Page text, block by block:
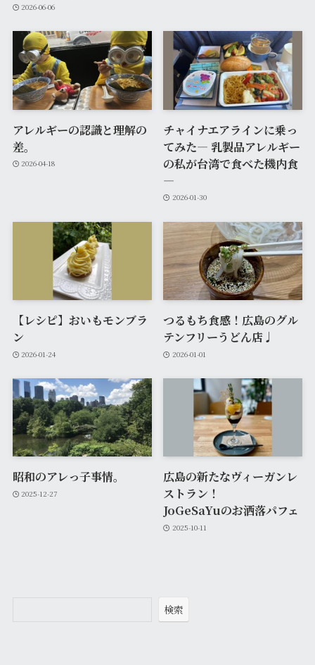
2026-06-06
アレルギーの認識と理解の
差。
2026-04-18
チャイナエアラインに乗っ
てみた― 乳製品アレルギー
の私が台湾で食べた機内食
―
2026-01-30
【レシピ】おいもモンブラ
ン
2026-01-24
つるもち食感！広島のグル
テンフリーうどん店♩
2026-01-01
昭和のアレっ子事情。
2025-12-27
広島の新たなヴィーガンレ
ストラン！
JoGeSaYuのお洒落パフェ
2025-10-11
検索